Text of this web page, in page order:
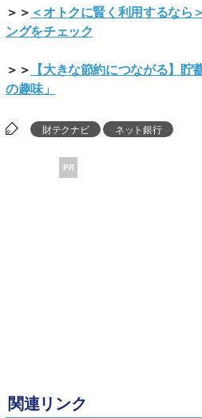
＞＞ ＜オトクに賢く利用するなら
ングをチェック
＞＞ 【大きな節約につながる】
の趣味」
財テクナビ ネット銀行
PR
関連リンク